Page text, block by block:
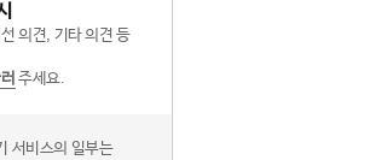
의견, 기타 의견 등
주세요.
서비스의 일부는